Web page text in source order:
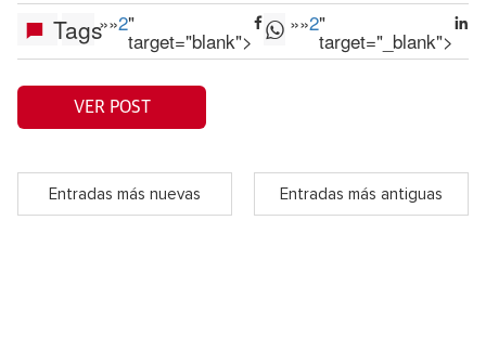
Tags»»2"
target="blank">
»»2"
target="_blank">
VER POST
Entradas más nuevas Entradas más antiguas